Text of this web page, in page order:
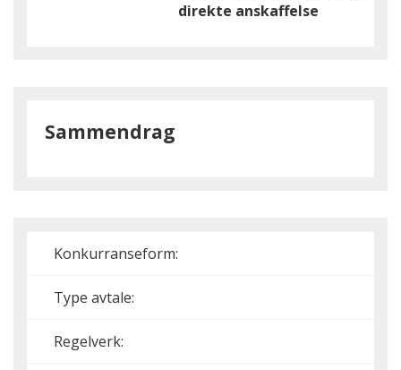
direkte anskaffelse
Sammendrag
Konkurranseform:
Type avtale:
Regelverk: